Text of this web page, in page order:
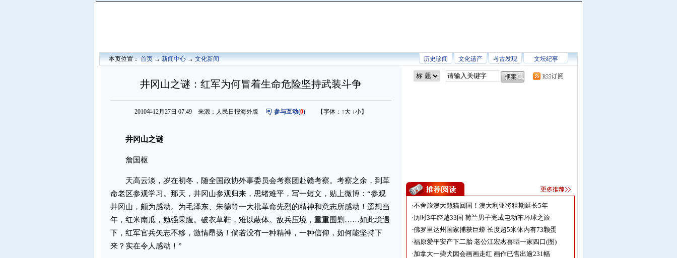
本页位置：首页→新闻中心→文化新闻 文坛纪事
考古发现
文化遗产
历史珍闻
井冈山之谜：红军为何冒着生命危险坚持武装斗争
2010年12月27日 07:49 来源：人民日报海外版 参与互动(0) 【字体： ↑大 ↓小】
井冈山之谜
詹国枢
天高云淡，岁在初冬，随全国政协外事委员会考察团赴赣考察。考察之余，到革
命老区参观学习。那天，井冈山参观归来，思绪难平，写一短文，贴上微博：“参观
井冈山，颇为感动。为毛泽东、朱德等一大批革命先烈的精神和意志所感动！遥想当
年，红米南瓜，勉强果腹。破衣草鞋，难以蔽体。敌兵压境，重重围剿……如此境遇
下，红军官兵矢志不移，激情昂扬！倘若没有一种精神，一种信仰，如何能坚持下
来？实在令人感动！”
·不舍旅澳大熊猫回国！澳大利亚将租期延长5年
·历时3年跨越33国 荷兰男子完成电动车环球之旅
·佛罗里达州国家捕获巨蟒 长度超5米体内有73颗蛋
·福原爱平安产下二胎 老公江宏杰喜晒一家四口(图)
·加拿大一柴犬因会画画走红 画作已售出逾231幅